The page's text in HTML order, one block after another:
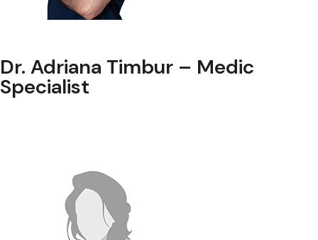
Dr. Adriana Timbur – Medic
Specialist